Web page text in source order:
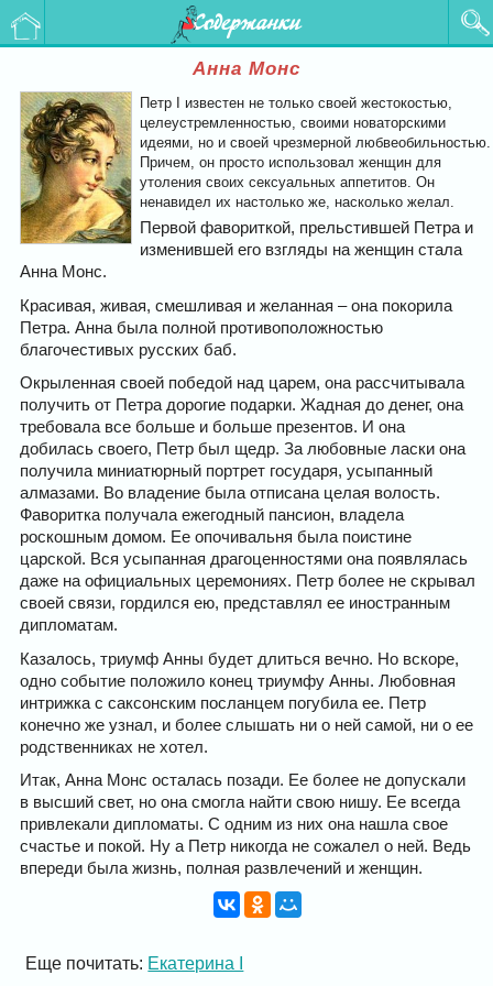
Содержанки
Анна Монс
Петр I известен не только своей жестокостью,
целеустремленностью, своими новаторскими
идеями, но и своей чрезмерной любвеобильностью.
Причем, он просто использовал женщин для
утоления своих сексуальных аппетитов. Он
ненавидел их настолько же, насколько желал.
Первой фавориткой, прельстившей Петра и
изменившей его взгляды на женщин стала
Анна Монс.
Красивая, живая, смешливая и желанная – она покорила
Петра. Анна была полной противоположностью
благочестивых русских баб.
Окрыленная своей победой над царем, она рассчитывала
получить от Петра дорогие подарки. Жадная до денег, она
требовала все больше и больше презентов. И она
добилась своего, Петр был щедр. За любовные ласки она
получила миниатюрный портрет государя, усыпанный
алмазами. Во владение была отписана целая волость.
Фаворитка получала ежегодный пансион, владела
роскошным домом. Ее опочивальня была поистине
царской. Вся усыпанная драгоценностями она появлялась
даже на официальных церемониях. Петр более не скрывал
своей связи, гордился ею, представлял ее иностранным
дипломатам.
Казалось, триумф Анны будет длиться вечно. Но вскоре,
одно событие положило конец триумфу Анны. Любовная
интрижка с саксонским посланцем погубила ее. Петр
конечно же узнал, и более слышать ни о ней самой, ни о ее
родственниках не хотел.
Итак, Анна Монс осталась позади. Ее более не допускали
в высший свет, но она смогла найти свою нишу. Ее всегда
привлекали дипломаты. С одним из них она нашла свое
счастье и покой. Ну а Петр никогда не сожалел о ней. Ведь
впереди была жизнь, полная развлечений и женщин.
Еще почитать: Екатерина I